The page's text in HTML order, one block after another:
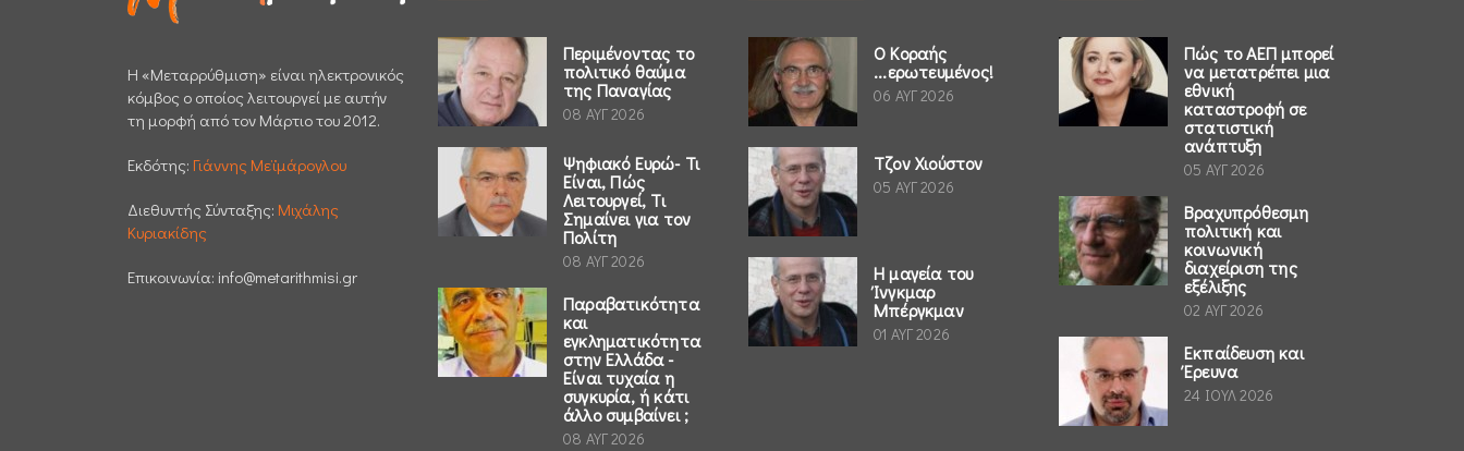
H «Μεταρρύθμιση» είναι ηλεκτρονικός
κόμβος ο οποίος λειτουργεί με αυτήν
τη μορφή από τον Μάρτιο του 2012.
Εκδότης: Γιάννης Μεϊμάρογλου
Διεθυντής Σύνταξης: Μιχάλης
Κυριακίδης
Επικοινωνία: info@metarithmisi.gr
Περιμένοντας το
πολιτικό θαύμα
της Παναγίας
08 ΑΥΓ 2026
Ψηφιακό Ευρώ- Τι
Είναι, Πώς
Λειτουργεί, Τι
Σημαίνει για τον
Πολίτη
08 ΑΥΓ 2026
Παραβατικότητα
και
εγκληματικότητα
στην Ελλάδα -
Είναι τυχαία η
συγκυρία, ή κάτι
άλλο συμβαίνει ;
08 ΑΥΓ 2026
Ο Κοραής
...ερωτευμένος!
06 ΑΥΓ 2026
Τζον Χιούστον
05 ΑΥΓ 2026
Η μαγεία του
Ίνγκμαρ
Μπέργκμαν
01 ΑΥΓ 2026
Πώς το ΑΕΠ μπορεί
να μετατρέπει μια
εθνική
καταστροφή σε
στατιστική
ανάπτυξη
05 ΑΥΓ 2026
Βραχυπρόθεσμη
πολιτική και
κοινωνική
διαχείριση της
εξέλιξης
02 ΑΥΓ 2026
Εκπαίδευση και
Έρευνα
24 ΙΟΥΛ 2026